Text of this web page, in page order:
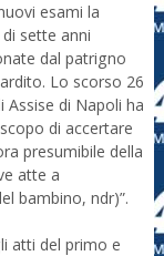
esami la
sette anni
dal patrigno
Lo scorso 26
Assise di Napoli ha
di accertare
presumibile della
atte a
bambino, ndr)”.
atti del primo e